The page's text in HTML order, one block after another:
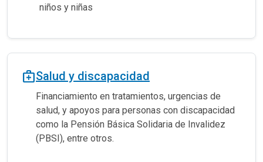
niños y niñas
medical_servicesSalud y discapacidad
Financiamiento en tratamientos, urgencias de
salud, y apoyos para personas con discapacidad
como la Pensión Básica Solidaria de Invalidez
(PBSI), entre otros.